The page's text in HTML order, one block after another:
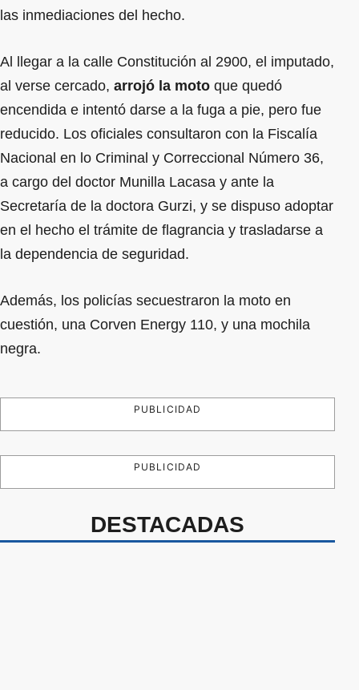
las inmediaciones del hecho.
Al llegar a la calle Constitución al 2900, el imputado,
al verse cercado, arrojó la moto que quedó
encendida e intentó darse a la fuga a pie, pero fue
reducido. Los oficiales consultaron con la Fiscalía
Nacional en lo Criminal y Correccional Número 36,
a cargo del doctor Munilla Lacasa y ante la
Secretaría de la doctora Gurzi, y se dispuso adoptar
en el hecho el trámite de flagrancia y trasladarse a
la dependencia de seguridad.
Además, los policías secuestraron la moto en
cuestión, una Corven Energy 110, y una mochila
negra.
PUBLICIDAD
PUBLICIDAD
DESTACADAS